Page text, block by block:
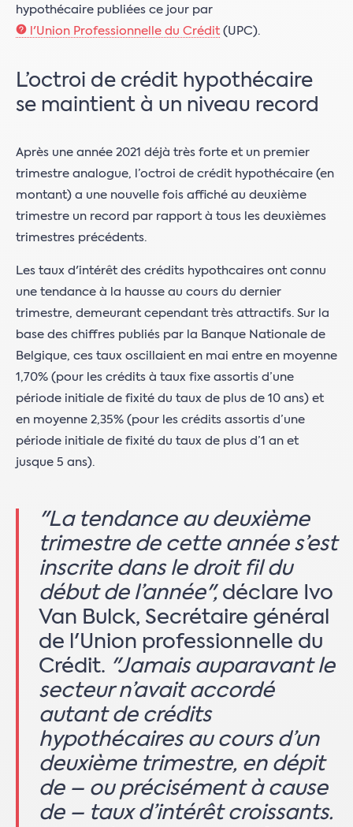
hypothécaire publiées ce jour par
l'Union Professionnelle du Crédit (UPC).
L’octroi de crédit hypothécaire
se maintient à un niveau record
Après une année 2021 déjà très forte et un premier
trimestre analogue, l’octroi de crédit hypothécaire (en
montant) a une nouvelle fois affiché au deuxième
trimestre un record par rapport à tous les deuxièmes
trimestres précédents.
Les taux d'intérêt des crédits hypothcaires ont connu
une tendance à la hausse au cours du dernier
trimestre, demeurant cependant très attractifs. Sur la
base des chiffres publiés par la Banque Nationale de
Belgique, ces taux oscillaient en mai entre en moyenne
1,70% (pour les crédits à taux fixe assortis d’une
période initiale de fixité du taux de plus de 10 ans) et
en moyenne 2,35% (pour les crédits assortis d’une
période initiale de fixité du taux de plus d’1 an et
jusque 5 ans).
"La tendance au deuxième
trimestre de cette année s’est
inscrite dans le droit fil du
début de l’année", déclare Ivo
Van Bulck, Secrétaire général
de l'Union professionnelle du
Crédit. "Jamais auparavant le
secteur n’avait accordé
autant de crédits
hypothécaires au cours d’un
deuxième trimestre, en dépit
de – ou précisément à cause
de – taux d’intérêt croissants.